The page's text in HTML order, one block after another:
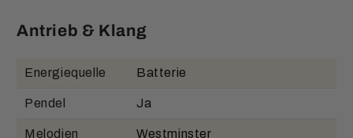
Antrieb & Klang
Energiequelle Batterie
Pendel Ja
Melodien Westminster